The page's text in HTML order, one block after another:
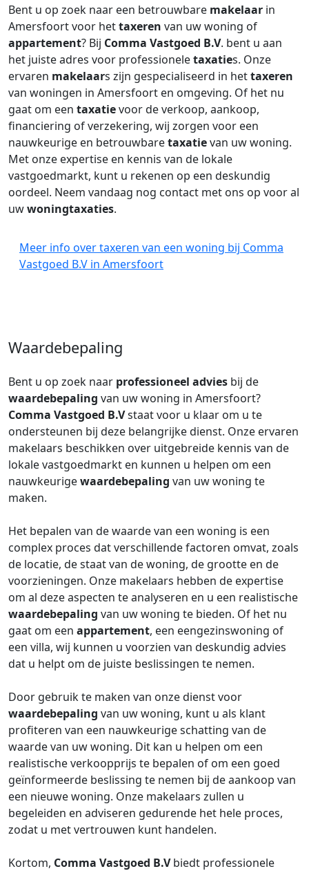
Bent u op zoek naar een betrouwbare makelaar in
Amersfoort voor hettaxeren van uw woning of
appartement? Bij Comma Vastgoed B.V. bent u aan
het juiste adres voor professioneletaxaties. Onze
ervaren makelaars zijn gespecialiseerd in hettaxeren
van woningen in Amersfoort en omgeving. Of het nu
gaat om een taxatievoor de verkoop, aankoop,
financiering of verzekering, wij zorgen voor een
nauwkeurige en betrouwbaretaxatievan uw woning.
Met onze expertise en kennis van de lokale
vastgoedmarkt, kunt u rekenen op een deskundig
oordeel. Neem vandaag nog contact met ons op voor al
uwwoningtaxaties.
Meer info over taxeren van een woning bij Comma
Vastgoed B.V in Amersfoort
Waardebepaling
Bent u op zoek naar professioneel advies bij de
waardebepaling van uw woning in Amersfoort?
Comma Vastgoed B.Vstaat voor u klaar om u te
ondersteunen bij deze belangrijke dienst. Onze ervaren
makelaars beschikken over uitgebreide kennis van de
lokale vastgoedmarkt en kunnen u helpen om een
nauwkeurigewaardebepaling van uw woning te
maken.
Het bepalen van de waarde van een woning is een
complex proces dat verschillende factoren omvat, zoals
de locatie, de staat van de woning, de grootte en de
voorzieningen. Onze makelaars hebben de expertise
om al deze aspecten te analyseren en u een realistische
waardebepaling van uw woning te bieden. Of het nu
gaat om een appartement, een eengezinswoning of
een villa, wij kunnen u voorzien van deskundig advies
dat u helpt om de juiste beslissingen te nemen.
Door gebruik te maken van onze dienst voor
waardebepaling van uw woning, kunt u als klant
profiteren van een nauwkeurige schatting van de
waarde van uw woning. Dit kan u helpen om een
realistische verkoopprijs te bepalen of om een goed
geïnformeerde beslissing te nemen bij de aankoop van
een nieuwe woning. Onze makelaars zullen u
begeleiden en adviseren gedurende het hele proces,
zodat u met vertrouwen kunt handelen.
Kortom, Comma Vastgoed B.Vbiedt professionele